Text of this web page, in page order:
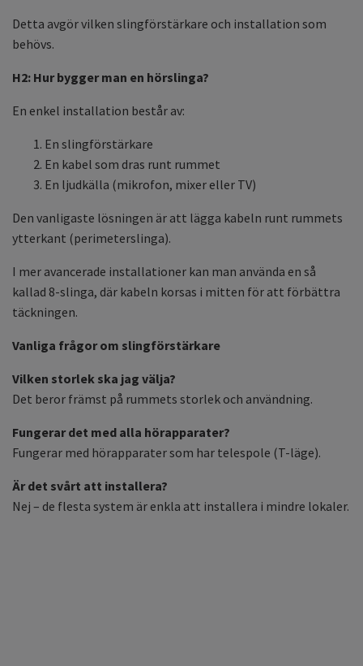
Detta avgör vilken slingförstärkare och installation som
behövs.
H2: Hur bygger man en hörslinga?
En enkel installation består av:
En slingförstärkare
En kabel som dras runt rummet
En ljudkälla (mikrofon, mixer eller TV)
Den vanligaste lösningen är att lägga kabeln runt rummets
ytterkant (perimeterslinga).
I mer avancerade installationer kan man använda en så
kallad 8-slinga, där kabeln korsas i mitten för att förbättra
täckningen.
Vanliga frågor om slingförstärkare
Vilken storlek ska jag välja?
Det beror främst på rummets storlek och användning.
Fungerar det med alla hörapparater?
Fungerar med hörapparater som har telespole (T-läge).
Är det svårt att installera?
Nej – de flesta system är enkla att installera i mindre lokaler.